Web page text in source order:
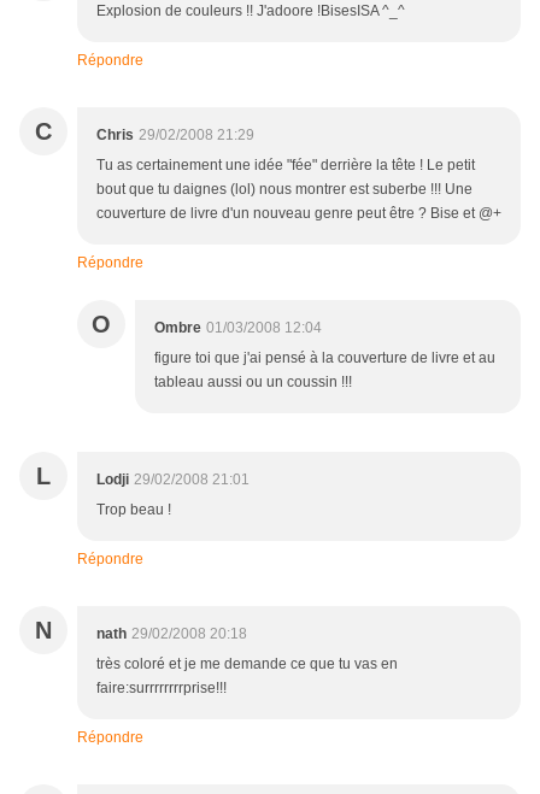
Explosion de couleurs !! J'adoore !BisesISA ^_^
Répondre
C Chris 29/02/2008 21:29
Tu as certainement une idée "fée" derrière la tête ! Le petit
bout que tu daignes (lol) nous montrer est suberbe !!! Une
couverture de livre d'un nouveau genre peut être ? Bise et @+
Répondre
O Ombre 01/03/2008 12:04
figure toi que j'ai pensé à la couverture de livre et au
tableau aussi ou un coussin !!!
L Lodji 29/02/2008 21:01
Trop beau !
Répondre
N nath 29/02/2008 20:18
très coloré et je me demande ce que tu vas en
faire:surrrrrrrrprise!!!
Répondre